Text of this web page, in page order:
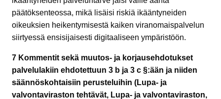
päätöksenteossa, mikä lisäisi riskiä ikääntyneiden
oikeuksien heikentymisestä kaiken viranomaispalvelun
siirtyessä ensisijaisesti digitaaliseen ympäristöön.
7 Kommentit sekä muutos- ja korjausehdotukset
palvelulakiin ehdotettuun 3 b ja 3 c §:ään ja niiden
säännöskohtaisiin perusteluihin (Lupa- ja
valvontaviraston tehtävät, Lupa- ja valvontaviraston,